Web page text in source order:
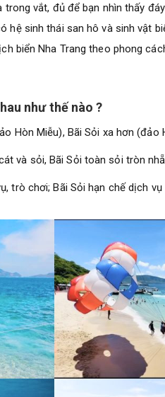
vắt, đủ để bạn nhìn thấy
hệ sinh thái san hô và sinh vật
biển Nha Trang theo phong
như thế nào ?
Hòn Miễu), Bãi Sỏi xa hơn (đảo
và sỏi, Bãi Sỏi toàn sỏi tròn
trò chơi; Bãi Sỏi hạn chế dịch vụ